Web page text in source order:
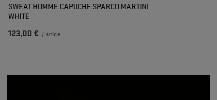
SWEAT HOMME CAPUCHE SPARCO MARTINI
WHITE
123,00 € / article